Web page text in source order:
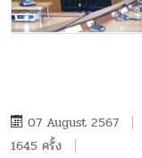
07 August 2567
1645 ครั้ง